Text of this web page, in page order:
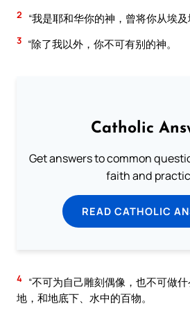
2 “我是耶和华你的神，曾将你从埃及
3 “除了我以外，你不可有别的神。
Catholic
Get answers to common
faith and
READ CATHOLIC
4 “不可为自己雕刻偶像，也不可做
地，和地底下、水中的百物。